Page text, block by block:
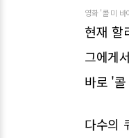
영화 '콜 미 바
현재 할
그에게
바로 '
다수의